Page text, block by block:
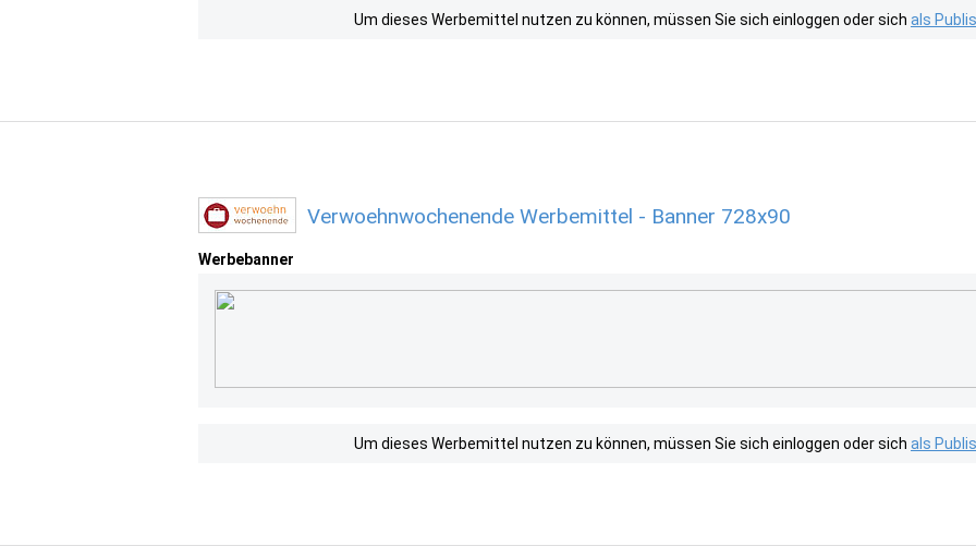
Um dieses Werbemittel nutzen zu können, müssen Sie sich einloggen oder sich als
Verwoehnwochenende Werbemittel - Banner 728x90
Werbebanner
Um dieses Werbemittel nutzen zu können, müssen Sie sich einloggen oder sich als